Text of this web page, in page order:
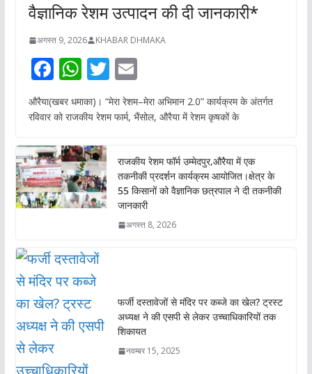
वैज्ञानिक रेशम उत्पादन की दी जानकारी*
अगस्त 9, 2026 KHABAR DHMAKA
F
ac
e
o
o
k
W
h
at
A
p
p
T
w
itt
E
m
ai
औरैया(खबर धमाका)। “मेरा रेशम–मेरा अभिमान 2.0” कार्यक्रम के अंतर्गत
रविवार को राजकीय रेशम फार्म, भैंसोल, औरैया में रेशम कृषकों के
राजकीय रेशम फॉर्म उम्मेदपुर,औरैया में एक
तकनीकी प्रदर्शन कार्यक्रम आयोजित।क्षेत्र के
55 किसानों को वैज्ञानिक छत्रपाल ने दी तकनीकी
जानकारी
अगस्त 8, 2026
फर्जी दस्तावेजों से मंदिर पर कब्जे का खेल? ट्रस्ट
अध्यक्ष ने की एसपी से लेकर उच्चाधिकारियों तक
शिकायत
नवम्बर 15, 2025